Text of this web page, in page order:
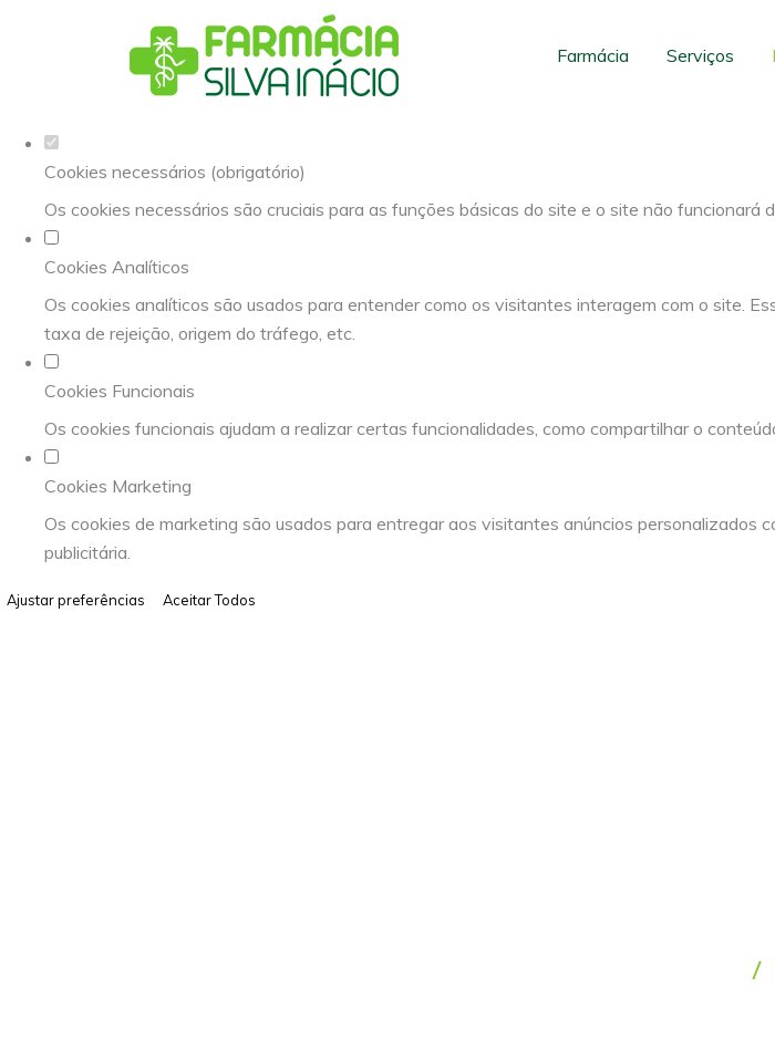
Defina as suas preferências de cookies para este website.
Este website utiliza cookies estritamente necessários, analíticos e funcionais, para lhe oferecer
política de privacidade e de Cookies
Cookies necessários (obrigatório)
Os cookies necessários são cruciais para as funções básicas do site e o site não funcionará
Cookies Analíticos
Os cookies analíticos são usados para entender como os visitantes interagem com o site.
taxa de rejeição, origem do tráfego, etc.
Cookies Funcionais
Os cookies funcionais ajudam a realizar certas funcionalidades, como compartilhar o
Cookies Marketing
Os cookies de marketing são usados para entregar aos visitantes anúncios personalizados
publicitária.
Ajustar preferências Aceitar Todos
Farmácia Serviços